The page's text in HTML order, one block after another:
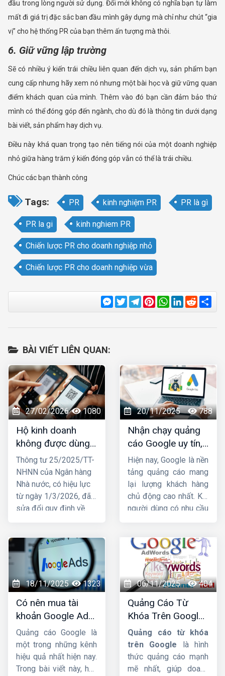
đầu trong lòng người sử dụng. Đổi mới không có nghĩa bạn tự làm
mất đi giá trị đặc sắc ban đầu mình gây dựng mà chỉ như chút “gia
vị” cho hệ thống PR của bạn thêm ấn tượng mà thôi.
6. Giữ vững lập trường
Sẽ có nhiều ý kiến trái chiều liên quan đến dịch vụ, sản phẩm bạn
cung cấp nhưng hãy xem nó nhưng một bài học và giữ vững quan
điểm khách quan của mình. Thêm vào đó bạn cần đảm bảo thứ
mình có thể đóng góp đến ngành, cho dù đó là thông tin dưới dạng
bài viết, sản phẩm hay dịch vụ.
Điều này khá quan trọng tạo nên tiếng nói của một doanh nghiệp
nhỏ giữa hàng trăm ý kiến đóng góp vẫn có thể là trái chiều.
Chúc các bạn thành công
Tags: PR kinh nghiệm PR PR là gì
PR la gi kinh nghiem PR
Chiến lược PR cho doanh nghiệp nhỏ
Chiến lược PR cho doanh nghiệp vừa
Messenger
TwitterTelegram
Pinterest
WhatsApp
LinkedIn
Reddit
BÀI VIẾT LIÊN QUAN:
27/02/2026 1080
Hộ kinh doanh
không được dùng
tài khoản ngân
hàng cá nhân để
nhận tiền từ
01/03/2026
Thông tư 25/2025/TT-
NHNN của Ngân hàng
Nhà nước, có hiệu lực
từ ngày 1/3/2026, đã
sửa đổi quy định về
đó liên quan trực tiếp
đến hộ kinh doanh.
Trước những thay đổi
này, nhiều hộ đặt câu
hỏi liệu tài khoản ngân
hàng có bắt buộc phải
đứng tên đúng hộ kinh
doanh hay không và
nhóm hộ kinh doanh
nào phải mở tài khoản
riêng để phục vụ hoạt
20/11/2025 788
Nhận chạy quảng
cáo Google uy tín,
chuyên nghiệp,
hiệu quả TOP 1
Hiện nay, Google là nền
tảng quảng cáo mang
lại lượng khách hàng
chủ động cao nhất. Khi
người dùng có nhu cầu
tìm thông tin. Đây chính
là lý do ngày càng
nhiều doanh nghiệp tìm
đến dịch vụnhận chạy
quảng cáo Googleđể
tăng doanh thu, tiếp
cận khách hàng nhanh
và vượt qua đối thủ.
18/11/2025 1323
Có nên mua tài
khoản Google Ads
hay không ?
Quảng cáo Google là
một trong những kênh
hiệu quả nhất hiện nay.
Trong bài viết này, hãy
06/11/2025 404
Quảng Cáo Từ
Khóa Trên Google:
Cơ Chế Đấu Giá và
Bí Quyết Tối Ưu
Quảng cáo từ khóa
trên Google là hình
thức quảng cáo mạnh
mẽ nhất, giúp doanh